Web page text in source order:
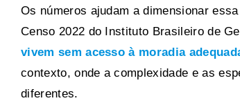
Os números ajudam a dimensionar
Censo 2022 do Instituto Brasileiro de
vivem sem acesso à moradia
contexto, onde a complexidade e as
diferentes.